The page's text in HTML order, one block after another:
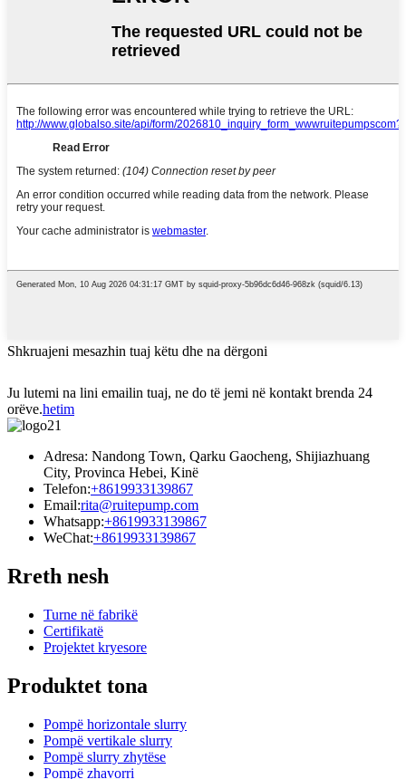
Shkruajeni mesazhin tuaj këtu dhe na dërgoni
Ju lutemi na lini emailin tuaj, ne do të jemi në kontakt brenda 24
orëve.hetim
Adresa: Nandong Town, Qarku Gaocheng, Shijiazhuang
City, Provinca Hebei, Kinë
Telefon:+8619933139867
Email:rita@ruitepump.com
Whatsapp:+8619933139867
WeChat:+8619933139867
Rreth nesh
Turne në fabrikë
Certifikatë
Projektet kryesore
Produktet tona
Pompë horizontale slurry
Pompë vertikale slurry
Pompë slurry zhytëse
Pompë zhavorri